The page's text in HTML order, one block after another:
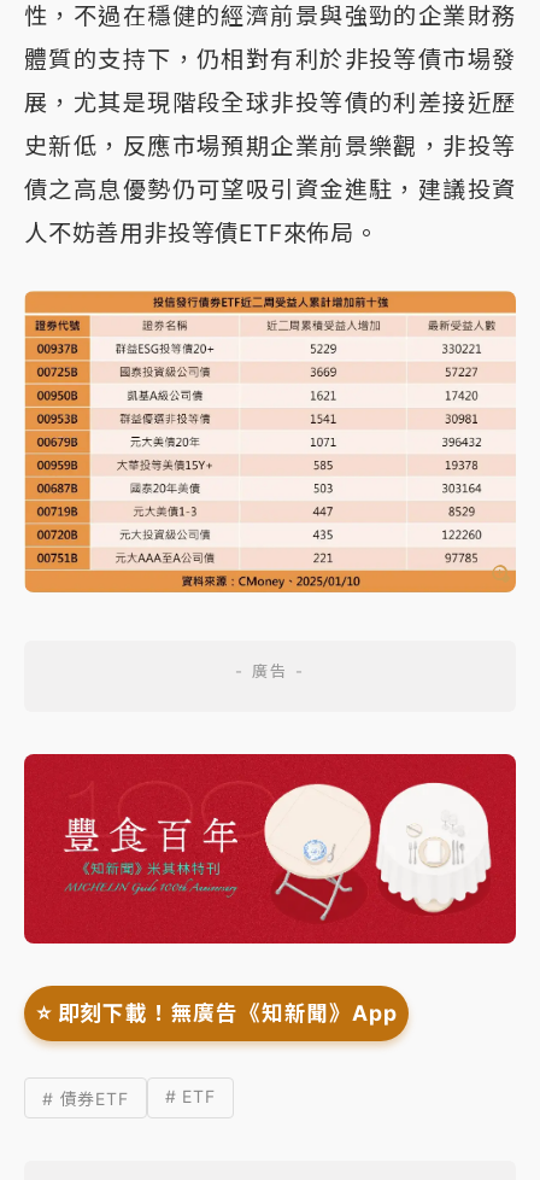
性，不過在穩健的經濟前景與強勁的企業財務
體質的支持下，仍相對有利於非投等債市場發
展，尤其是現階段全球非投等債的利差接近歷
史新低，反應市場預期企業前景樂觀，非投等
債之高息優勢仍可望吸引資金進駐，建議投資
人不妨善用非投等債ETF來佈局。
⭐️ 即刻下載！無廣告《知新聞》App
# 債券ETF # ETF